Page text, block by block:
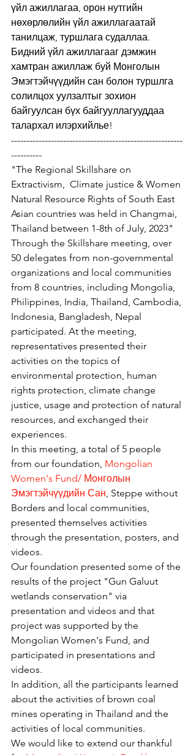
үйл ажиллагаа, орон нутгийн
нөхөрлөлийн үйл ажиллагаатай
танилцаж, туршлага судаллаа.
Бидний үйл ажиллагааг дэмжин
хамтран ажиллаж буй Монголын
Эмэгтэйчүүдийн сан болон туршлга
солилцох уулзалтыг зохион
байгуулсан бүх байгууллагууддаа
талархал илэрхийлье!
--------------------------------------------------------
----------
"The Regional Skillshare on
Extractivism,  Climate justice & Women
Natural Resource Rights of South East
Asian countries was held in Changmai,
Thailand between 1-8th of July, 2023"
Through the Skillshare meeting, over
50 delegates from non-governmental
organizations and local communities
from 8 countries, including Mongolia,
Philippines, India, Thailand, Cambodia,
Indonesia, Bangladesh, Nepal
participated. At the meeting,
representatives presented their
activities on the topics of
environmental protection, human
rights protection, climate change
justice, usage and protection of natural
resources, and exchanged their
experiences.
In this meeting, a total of 5 people
from our foundation, Mongolian
Women's Fund/ Монголын
Эмэгтэйчүүдийн Сан, Steppe without
Borders and local communities,
presented themselves activities
through the presentation, posters, and
videos.
Our foundation presented some of the
results of the project "Gun Galuut
wetlands conservation" via
presentation and videos and that
project was supported by the
Mongolian Women's Fund, and
participated in presentations and
videos.
In addition, all the participants learned
about the activities of brown coal
mines operating in Thailand and the
activities of local communities.
We would like to extend our thankful